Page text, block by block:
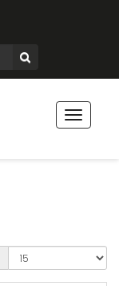
Toggle